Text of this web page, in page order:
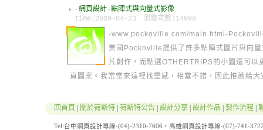
-網頁設計-點陣式與向量式影像
Time:2009-04-23 瀏覽次數:14999
-www.pockoville.com/main.html-
美國Pockoville提供了許多點陣式圖片與向
片創作，而點選OTHERTRIPS的小圖還可以
頁圖案。我常常來這裡找靈感，相當不錯，因此推薦給大
回首頁 關於荷斯特 |荷斯特公告 |設計分享 |設計作品 |製作流程 |
Tel:台中網頁設計專線-(04)-2310-7606，高雄網頁設計專線-(07)-741-